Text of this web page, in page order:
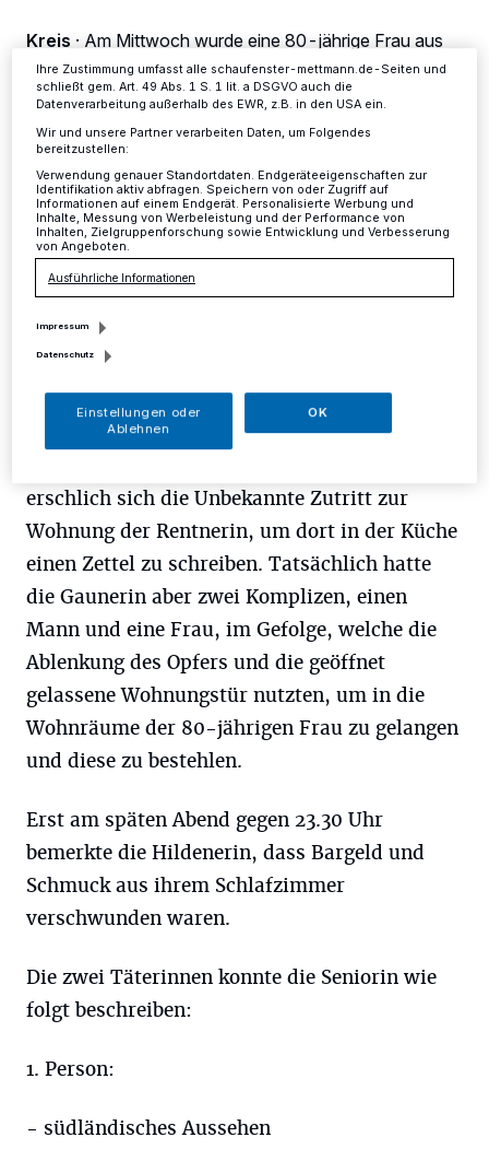
Kreis · Am Mittwoch wurde eine 80-jährige Frau aus
Hilden gegen 17 Uhr Opfer von Trickdieben. Zur Tatzeit
klingelte eine unbekannte Frau an der Haustür der
Seniorin am Molzhausweg.
06.08.2016 , 19:24 Uhr Eine Minute Lesezeit
U nter dem Vorwand, einer anderen
Bewohnerin des Mehrfamilienhauses
erschlich sich die Unbekannte Zutritt zur
Wohnung der Rentnerin, um dort in der Küche
einen Zettel zu schreiben. Tatsächlich hatte
die Gaunerin aber zwei Komplizen, einen
Mann und eine Frau, im Gefolge, welche die
Ablenkung des Opfers und die geöffnet
gelassene Wohnungstür nutzten, um in die
Wohnräume der 80-jährigen Frau zu gelangen
und diese zu bestehlen.
Erst am späten Abend gegen 23.30 Uhr
bemerkte die Hildenerin, dass Bargeld und
Schmuck aus ihrem Schlafzimmer
verschwunden waren.
Die zwei Täterinnen konnte die Seniorin wie
folgt beschreiben:
1. Person:
- südländisches Aussehen
Informationen finden Sie in unserer Datenschutzerklärung.
Ihre Zustimmung umfasst alle schaufenster-mettmann.de-Seiten und
schließt gem. Art. 49 Abs. 1 S. 1 lit. a DSGVO auch die
Datenverarbeitung außerhalb des EWR, z.B. in den USA ein.
Wir und unsere Partner verarbeiten Daten, um Folgendes
bereitzustellen:
Verwendung genauer Standortdaten. Endgeräteeigenschaften zur
Identifikation aktiv abfragen. Speichern von oder Zugriff auf
Informationen auf einem Endgerät. Personalisierte Werbung und
Inhalte, Messung von Werbeleistung und der Performance von
Inhalten, Zielgruppenforschung sowie Entwicklung und Verbesserung
von Angeboten.
Ausführliche Informationen
Impressum
Datenschutz
Einstellungen oder
Ablehnen
OK